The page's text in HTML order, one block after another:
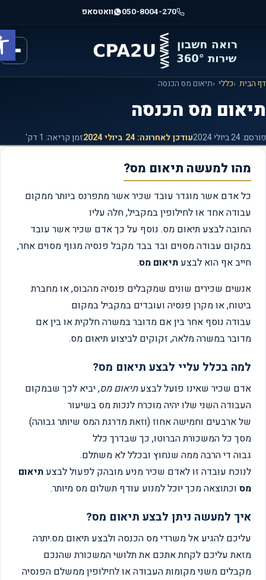
פתח
050-8004-270 וואטסאפ
הבית כללי תיאום מס הכנסה
מס הכנסה
24 ביולי 2024 עודכן לאחרונה:24 ביולי 2024 זמן קריאה: 1 דק'
מהו למעשה תיאום מס?
כל אדם אשר מוגדר עובד שכיר אשר מתפרנס ביותר ממקום
עבודה אחד או לחילופין במקביל, חלה עליו
החובה לבצע תיאום מס. נוסף על כך אדם שכיר אשר עובד
במקום עבודה מסוים ובד בבד מקבל פנסיה מגוף מסוים אחר,
חייב אף הוא לבצעתיאום מס.
אנשים שכירים שונים שמקבלים פנסיה מהבוס, או מחברת
ביטוח, או מקרן פנסיה ועובדים במקביל במקום
עבודה נוסף אחר בין אם מדובר במשרה חלקית או בין אם
מדובר במשרה מלאה, זקוקים לביצוע תיאום מס.
למה בכלל עליי לבצע תיאום מס?
אדם שכיר שאינו פועל לבצעתיאום מס, יביא לכך שבמקום
העבודה השני שלו יהיה מוכרח לנכות מס בשיעור
של ארבעים וחמישה אחוז (וזאת מדרגת המס שיותר גבוהה)
מסך כל המשכורת הברוטו, כך שבדרך כלל
גבוה די הרבה ממה שנחוץ ובכלל לא משתלם.
לנוכח עובדה זו לאדם שכיר מניע מובהק לפעול לבצעתיאום
מסוכתוצאה מכך יוכל למנוע עודף תשלום מס מיותר.
איך למעשה ניתן לבצע תיאום מס?
עליכם להגיע אל משרדי מס הכנסה ולבצע תיאום מס.יתרה
מזאת עליכם לקחת אתכם את תלושי המשכורת שהנכם
מקבלים משני מקומות העבודה או לחילופין ממשלם הפנסיה